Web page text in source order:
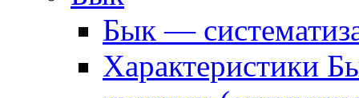
Бык —
Характеристики